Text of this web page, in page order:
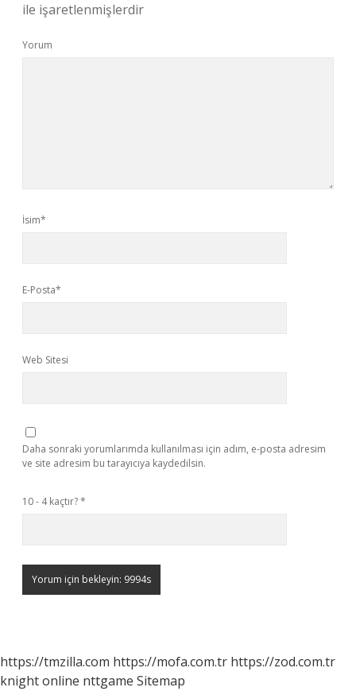
ile işaretlenmişlerdir
Yorum
İsim*
E-Posta*
Web Sitesi
Daha sonraki yorumlarımda kullanılması için adım, e-posta adresim
ve site adresim bu tarayıcıya kaydedilsin.
10 - 4 kaçtır?*
https://tmzilla.com https://mofa.com.tr https://zod.com.tr
knight online nttgame Sitemap